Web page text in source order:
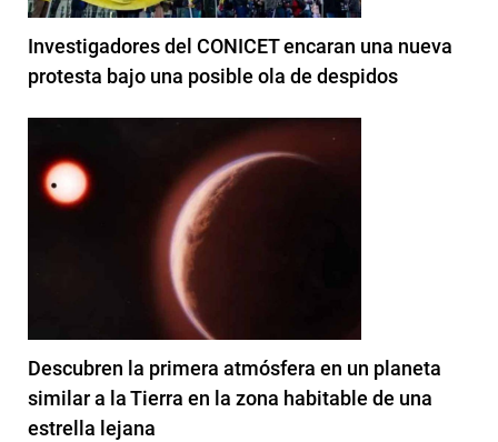
Investigadores del CONICET encaran una nueva
protesta bajo una posible ola de despidos
Descubren la primera atmósfera en un planeta
similar a la Tierra en la zona habitable de una
estrella lejana